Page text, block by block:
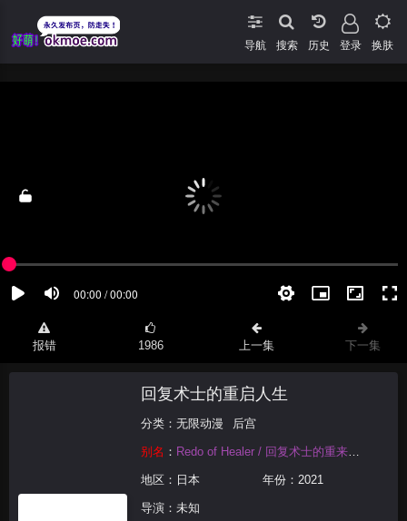
导航 搜索 登录 换肤
报错 1986 上一集 下一集
回复术士的重启人生
分类： 无限动漫 后宫
别名 ： Redo of Healer / 回复术士的重来人生 / Kaifuku Jutsushi no Yarinaoshi / 棍勇 / 棍之勇者
地区： 日本 年份： 2021
导演：未知